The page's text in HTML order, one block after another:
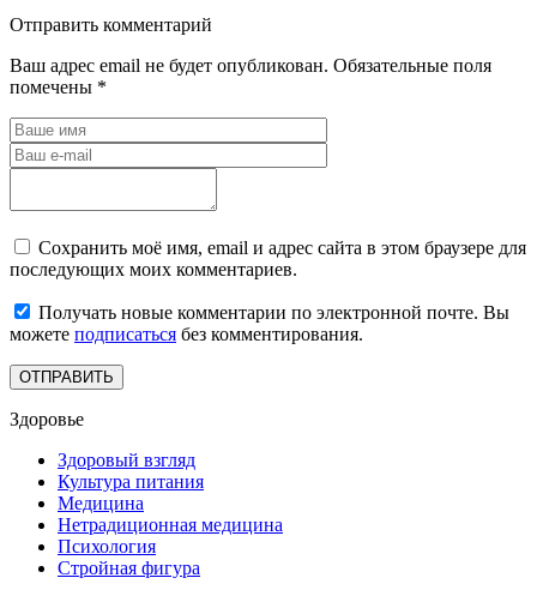
Отправить комментарий
Ваш адрес email не будет опубликован. Обязательные поля
помечены *
Сохранить моё имя, email и адрес сайта в этом браузере для
последующих моих комментариев.
Получать новые комментарии по электронной почте. Вы
можете подписаться без комментирования.
Здоровье
Здоровый взгляд
Культура питания
Медицина
Нетрадиционная медицина
Психология
Стройная фигура